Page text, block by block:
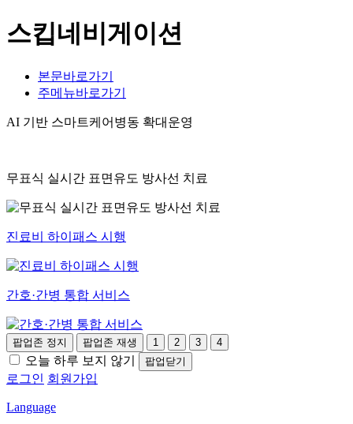
스킵네비게이션
본문바로가기
주메뉴바로가기
AI 기반 스마트케어병동 확대운영
무표식 실시간 표면유도 방사선 치료
진료비 하이패스 시행
간호·간병 통합 서비스
팝업존 정지 팝업존 재생 1 2 3 4
오늘 하루 보지 않기 팝업닫기
로그인 회원가입
Language